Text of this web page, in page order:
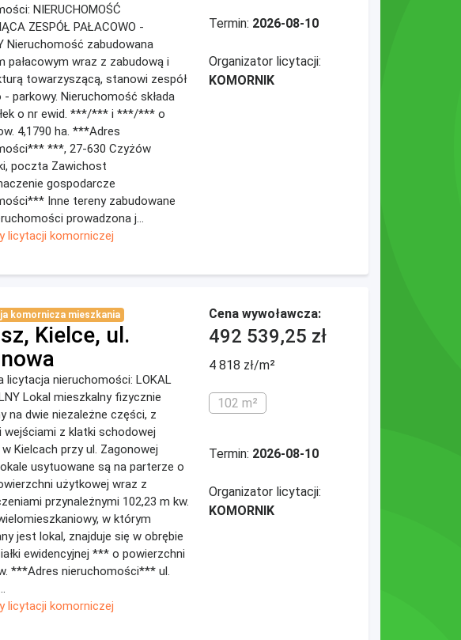
NIERUCHOMOŚĆ
ZESPÓŁ PAŁACOWO -
Nieruchomość zabudowana
pałacowym wraz z zabudową i
towarzyszącą, stanowi zespół
- parkowy. Nieruchomość składa
o nr ewid. ***/*** i ***/*** o
4,1790 ha. ***Adres
***, 27-630 Czyżów
poczta Zawichost
gospodarcze
Inne tereny zabudowane
prowadzona j...
licytacji komorniczej
Termin: 2026-08-10
Organizator licytacji:
KOMORNIK
komornicza mieszkania
Kielce, ul.
licytacja nieruchomości: LOKAL
Lokal mieszkalny fizycznie
na dwie niezależne części, z
wejściami z klatki schodowej
Kielcach przy ul. Zagonowej
usytuowane są na parterze o
użytkowej wraz z
przynależnymi 102,23 m kw.
w którym
jest lokal, znajduje się w obrębie
ewidencyjnej *** o powierzchni
***Adres nieruchomości*** ul.
licytacji komorniczej
Cena wywoławcza:
492 539,25 zł
4 818 zł/m²
102 m²
Termin: 2026-08-10
Organizator licytacji:
KOMORNIK